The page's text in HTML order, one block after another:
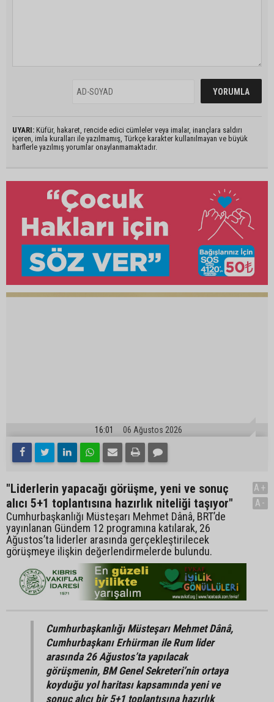
UYARI: Küfür, hakaret, rencide edici cümleler veya imalar, inançlara saldırı
içeren, imla kuralları ile yazılmamış, Türkçe karakter kullanılmayan ve büyük
harflerle yazılmış yorumlar onaylanmamaktadır.
16:01 06 Ağustos 2026
"Liderlerin yapacağı görüşme, yeni ve sonuç
alıcı 5+1 toplantısına hazırlık niteliği taşıyor"
Cumhurbaşkanlığı Müsteşarı Mehmet Dânâ, BRT’de
yayınlanan Gündem 12 programına katılarak, 26
Ağustos’ta liderler arasında gerçekleştirilecek
görüşmeye ilişkin değerlendirmelerde bulundu.
A+
A-
Cumhurbaşkanlığı Müsteşarı Mehmet Dânâ,
Cumhurbaşkanı Erhürman ile Rum lider
arasında 26 Ağustos’ta yapılacak
görüşmenin, BM Genel Sekreteri’nin ortaya
koyduğu yol haritası kapsamında yeni ve
sonuç alıcı bir 5+1 toplantısına hazırlık